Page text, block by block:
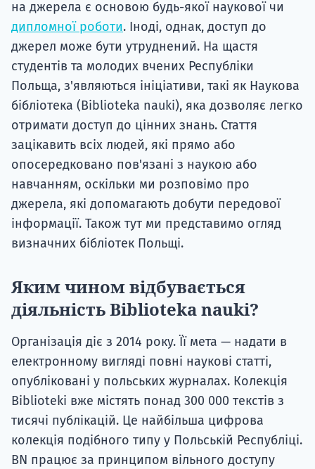
на джерела є основою будь-якої наукової чи
дипломної роботи. Іноді, однак, доступ до
джерел може бути утруднений. На щастя
студентів та молодих вчених Республіки
Польща, з'являються ініціативи, такі як Наукова
бібліотека (Biblioteka nauki), яка дозволяє легко
отримати доступ до цінних знань. Стаття
зацікавить всіх людей, які прямо або
опосередковано пов'язані з наукою або
навчанням, оскільки ми розповімо про
джерела, які допомагають добути передової
інформації. Також тут ми представимо огляд
визначних бібліотек Польщі.
Яким чином відбувається
діяльність Biblioteka nauki?
Організація діє з 2014 року. Її мета — надати в
електронному вигляді повні наукові статті,
опубліковані у польських журналах. Колекція
Biblioteki вже містять понад 300 000 текстів з
тисячі публікацій. Це найбільша цифрова
колекція подібного типу у Польській Республіці.
BN працює за принципом вільного доступу